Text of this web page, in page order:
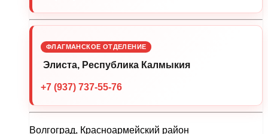
ФЛАГМАНСКОЕ ОТДЕЛЕНИЕ
Элиста, Республика Калмыкия
+7 (937) 737-55-76
Волгоград, Красноармейский район